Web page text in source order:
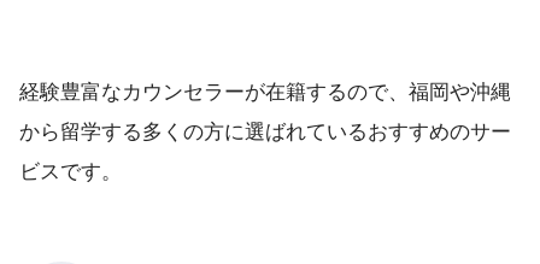
経験豊富なカウンセラーが在籍するので、福岡や沖縄
から留学する多くの方に選ばれているおすすめのサー
ビスです。